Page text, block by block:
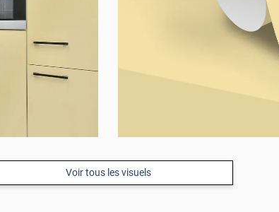
Voir tous les visuels